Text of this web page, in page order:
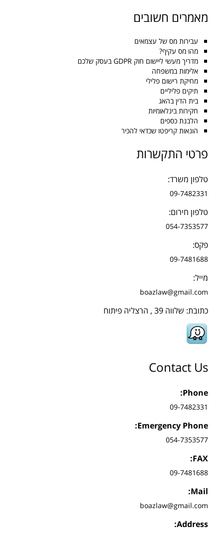
מאמרים חשובים
עבירות מס של עצמאים
מהו מס עקיף?
מדריך מעשי ליישום חוק GDPR בעסק שלכם
אלימות במשפחה
מחיקת רישום פלילי
תיקים פליליים
בית הדין בהאג
חקירות בינלאומיות
הלבנת כספים
הונאות קריפטו שכדאי להכיר
פרטי התקשרות
טלפון משרד:
09-7482331
טלפון חירום:
054-7353577
פקס:
09-7481688
מייל:
boazlaw@gmail.com
כתובת: שלווה 39 , הרצליה פיתוח
Contact Us
Phone:
09-7482331
Emergency Phone:
054-7353577
FAX:
09-7481688
Mail:
boazlaw@gmail.com
Address: